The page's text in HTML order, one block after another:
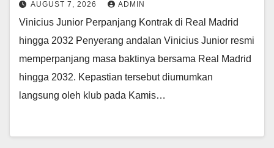
AUGUST 7, 2026 ADMIN
Vinicius Junior Perpanjang Kontrak di Real Madrid
hingga 2032 Penyerang andalan Vinicius Junior resmi
memperpanjang masa baktinya bersama Real Madrid
hingga 2032. Kepastian tersebut diumumkan
langsung oleh klub pada Kamis…